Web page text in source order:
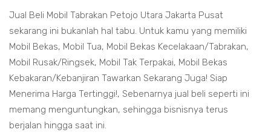
Jual Beli Mobil Tabrakan Petojo Utara Jakarta Pusat
sekarang ini bukanlah hal tabu. Untuk kamu yang memiliki
Mobil Bekas, Mobil Tua, Mobil Bekas Kecelakaan/Tabrakan,
Mobil Rusak/Ringsek, Mobil Tak Terpakai, Mobil Bekas
Kebakaran/Kebanjiran Tawarkan Sekarang Juga! Siap
Menerima Harga Tertinggi!, Sebenarnya jual beli seperti ini
memang menguntungkan, sehingga bisnisnya terus
berjalan hingga saat ini.